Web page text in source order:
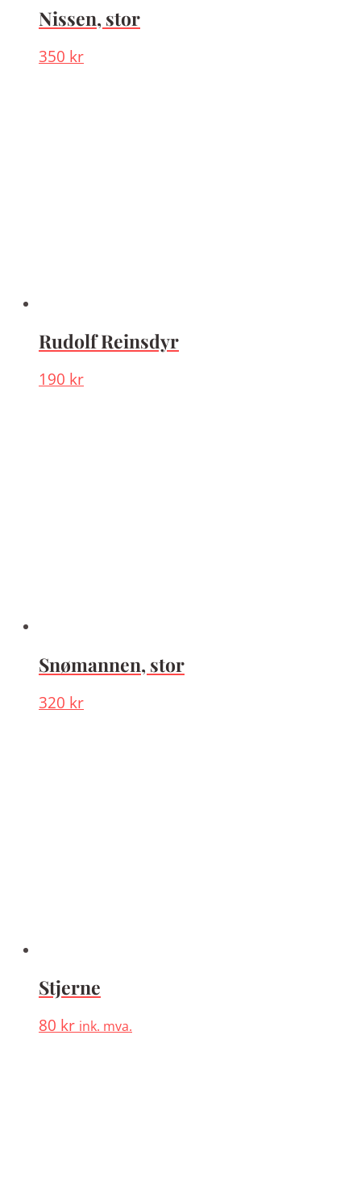
Nissen, stor
350 kr
Rudolf Reinsdyr
190 kr
Snømannen, stor
320 kr
Stjerne
80 kr ink. mva.